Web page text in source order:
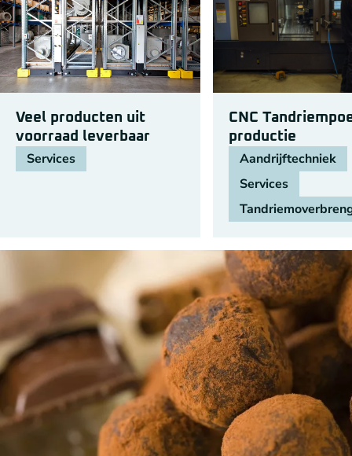
Veel producten uit
voorraad leverbaar
Services
CNC
productie
Aandrijftechniek
Services